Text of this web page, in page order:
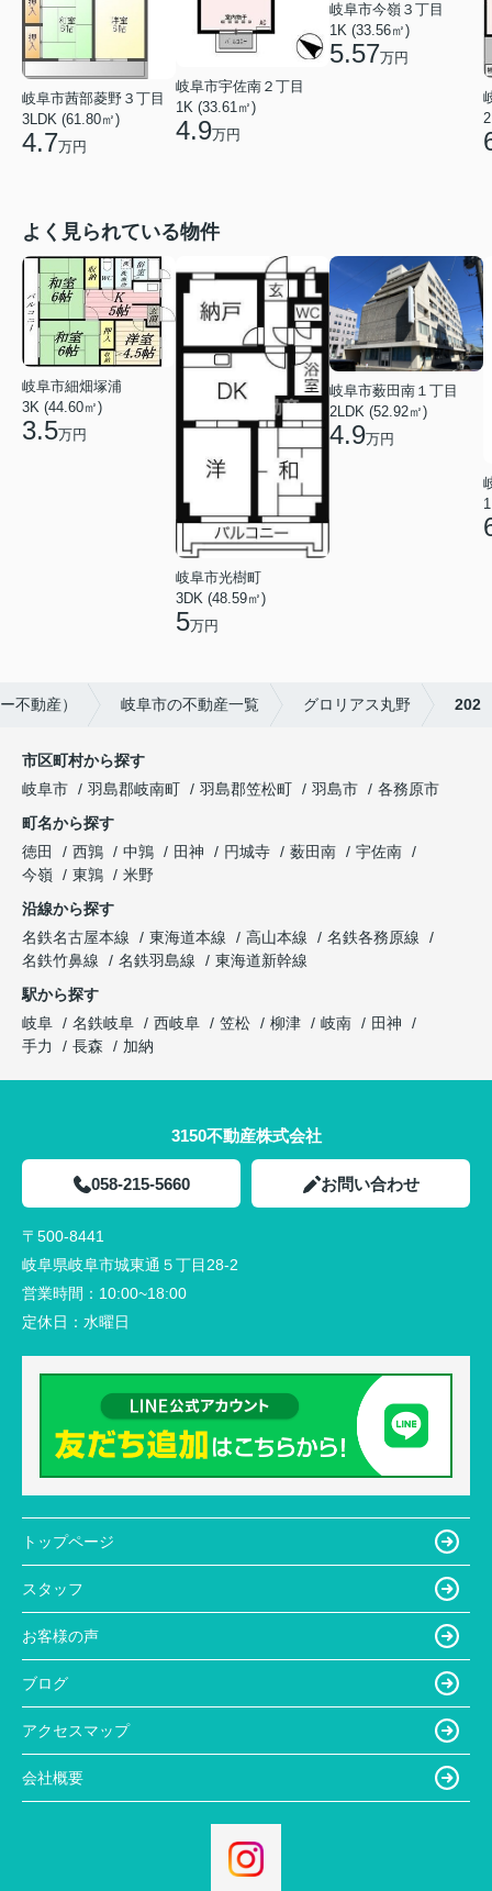
岐阜市茜部菱野３丁目
3LDK (61.80㎡)
4.7万円
岐阜市宇佐南２丁目
1K (33.61㎡)
4.9万円
岐阜市今嶺３丁目
1K (33.56㎡)
5.57万円
よく見られている物件
岐阜市細畑塚浦
3K (44.60㎡)
3.5万円
岐阜市光樹町
3DK (48.59㎡)
5万円
岐阜市薮田南１丁目
2LDK (52.92㎡)
4.9万円
不動産） 岐阜市の不動産一覧 グロリアス丸野 202
市区町村から探す
岐阜市
羽島郡岐南町 羽島郡笠松町 羽島市
各務原市
町名から探す
徳田
西鶉 中鶉 田神 円城寺 薮田南
宇佐南
今嶺
東鶉
米野
沿線から探す
名鉄名古屋本線
東海道本線 高山本線
名鉄各務原線
名鉄竹鼻線
名鉄羽島線
東海道新幹線
駅から探す
岐阜
名鉄岐阜 西岐阜 笠松 柳津 岐南
田神
手力
長森 加納
3150不動産株式会社
058-215-5660 お問い合わせ
〒500-8441
岐阜県岐阜市城東通５丁目28-2
営業時間： 10:00~18:00
定休日： 水曜日
トップページ
スタッフ
お客様の声
ブログ
アクセスマップ
会社概要